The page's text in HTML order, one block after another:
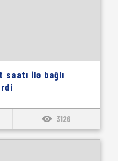
saatı ilə bağlı
3126